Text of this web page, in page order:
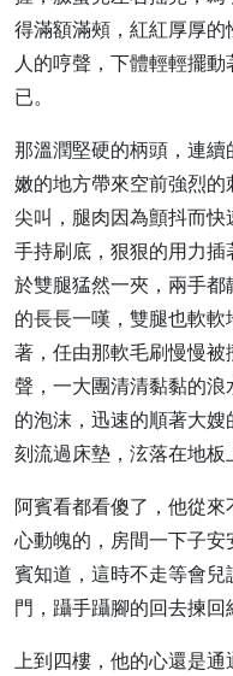
得滿額滿頰，紅紅厚厚
人的哼聲，下體輕輕擺
已。
那溫潤堅硬的柄頭，連
嫩的地方帶來空前強烈
尖叫，腿肉因為顫抖而
手持刷底，狠狠的用力
於雙腿猛然一夾，兩手都
的長長一嘆，雙腿也軟
著，任由那軟毛刷慢慢
聲，一大團清清黏黏的浪
的泡沫，迅速的順著大
刻流過床墊，泫落在地板
阿賓看都看傻了，他從
心動魄的，房間一下子
賓知道，這時不走等會
門，躡手躡腳的回去揀回
上到四樓，他的心還是